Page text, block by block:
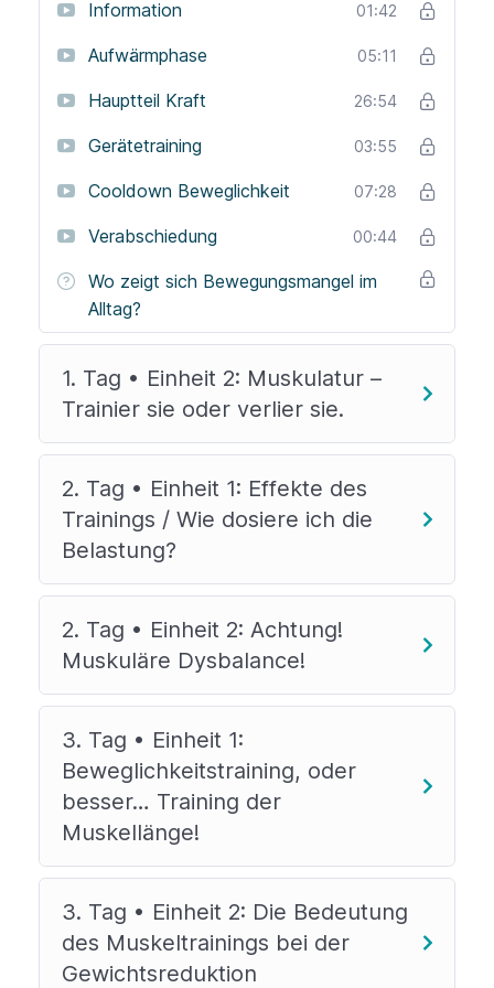
essentielle Faktoren.
ideale Ganzkörpertraining für alle, die sich fit
machen und körperlichen Beschwerden vorbeugen
Widerstandsband oder Wasserflaschen als
Gewichte durchführen.
Information 01:42
Aufwärmphase 05:11
Hauptteil Kraft 26:54
Gerätetraining 03:55
Cooldown Beweglichkeit 07:28
Verabschiedung 00:44
Wo zeigt sich Bewegungsmangel im
Alltag?
1. Tag • Einheit 2: Muskulatur –
Trainier sie oder verlier sie.
2. Tag • Einheit 1: Effekte des
Trainings / Wie dosiere ich die
Belastung?
2. Tag • Einheit 2: Achtung!
Muskuläre Dysbalance!
3. Tag • Einheit 1:
Beweglichkeitstraining, oder
besser… Training der
Muskellänge!
3. Tag • Einheit 2: Die Bedeutung
des Muskeltrainings bei der
Gewichtsreduktion